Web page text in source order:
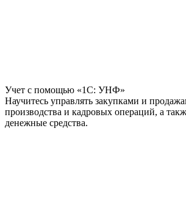
Учет с помощью «1С: УНФ»
Научитесь управлять закупками и
производства и кадровых операций, а
денежные средства.